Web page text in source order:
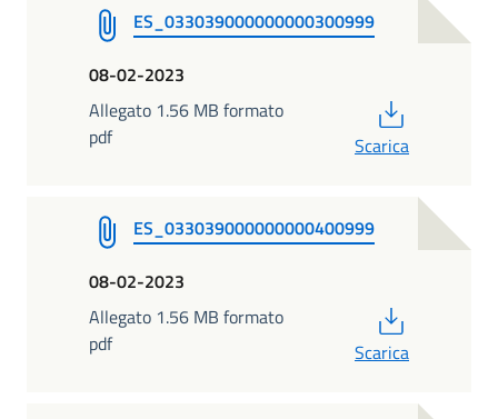
ES_033039000000000300999
08-02-2023
Allegato 1.56 MB formato
pdf
Scarica
ES_033039000000000400999
08-02-2023
Allegato 1.56 MB formato
pdf
Scarica